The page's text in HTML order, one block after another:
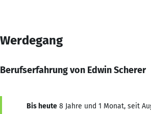
Werdegang
Berufserfahrung von Edwin Scherer
Bis heute 8 Jahre und 1 Monat, seit